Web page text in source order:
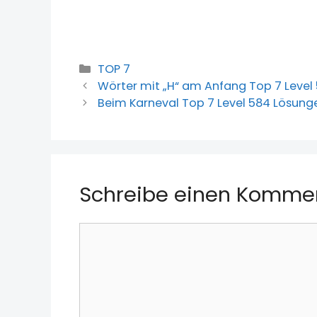
Kategorien
TOP 7
Wörter mit „H“ am Anfang Top 7 Level
Beim Karneval Top 7 Level 584
Schreibe einen